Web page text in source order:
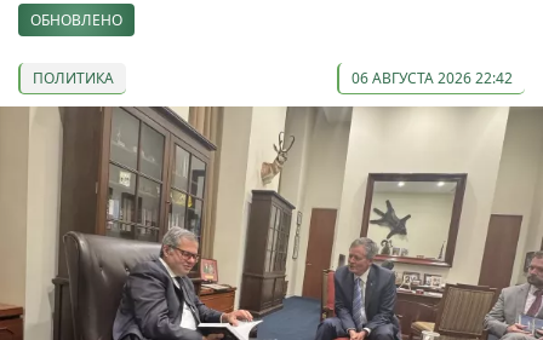
ОБНОВЛЕНО
ПОЛИТИКА 06 АВГУСТА 2026 22:42